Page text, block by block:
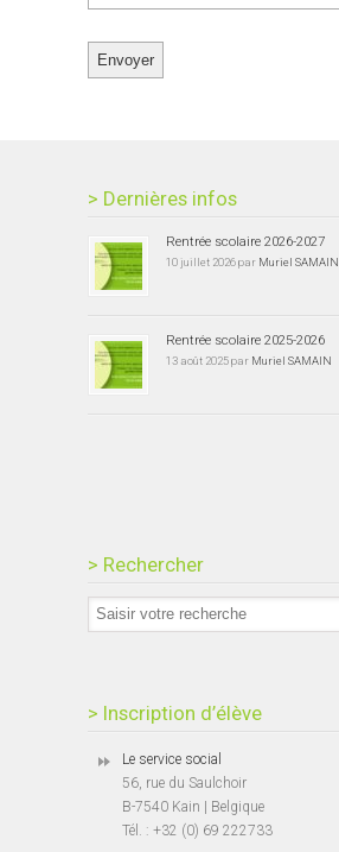
> Dernières infos
Rentrée scolaire 2026-2027
10 juillet 2026 par Muriel SAMAIN
Rentrée scolaire 2025-2026
13 août 2025 par Muriel SAMAIN
> Rechercher
> Inscription d’élève
Le service social
56, rue du Saulchoir
B-7540 Kain | Belgique
Tél. : +32 (0) 69 222733